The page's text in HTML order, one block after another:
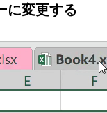
に変更する